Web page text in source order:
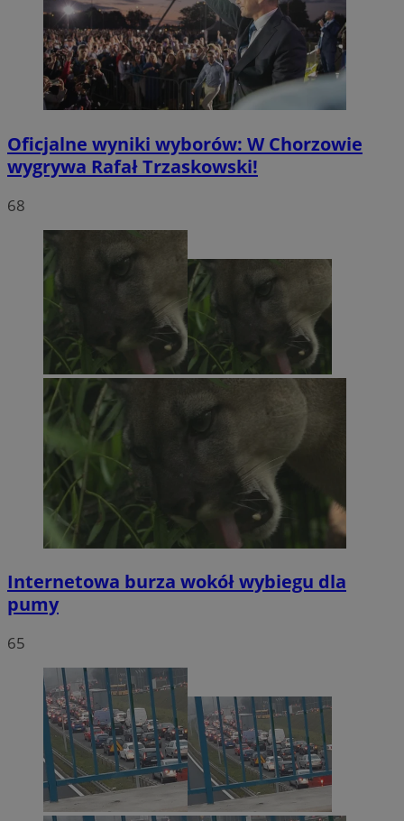
Oficjalne wyniki wyborów: W Chorzowie
wygrywa Rafał Trzaskowski!
68
Internetowa burza wokół wybiegu dla
pumy
65